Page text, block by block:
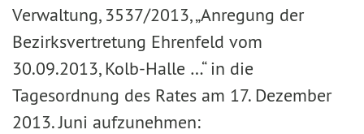
Verwaltung, 3537/2013, „Anregung der
Bezirksvertretung Ehrenfeld vom
30.09.2013, Kolb-Halle …“ in die
Tagesordnung des Rates am 17. Dezember
2013. Juni aufzunehmen: